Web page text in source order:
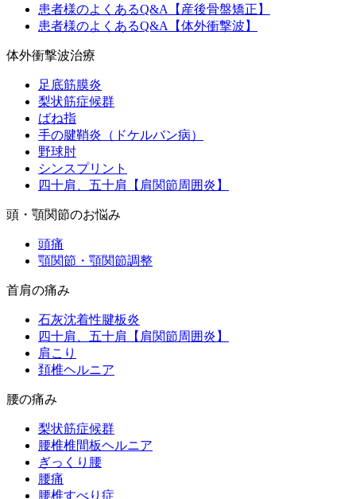
患者様のよくあるQ&A【産後骨盤矯正】
患者様のよくあるQ&A【体外衝撃波】
体外衝撃波治療
足底筋膜炎
梨状筋症候群
ばね指
手の腱鞘炎（ドケルバン病）
野球肘
シンスプリント
四十肩、五十肩【肩関節周囲炎】
頭・顎関節のお悩み
頭痛
顎関節・顎関節調整
首肩の痛み
石灰沈着性腱板炎
四十肩、五十肩【肩関節周囲炎】
肩こり
頚椎ヘルニア
腰の痛み
梨状筋症候群
腰椎椎間板ヘルニア
ぎっくり腰
腰痛
腰椎すべり症